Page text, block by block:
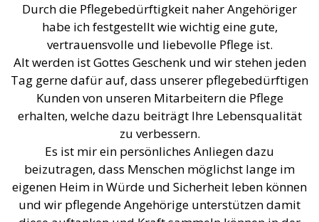
Durch die Pflegebedürftigkeit naher Angehöriger
habe ich festgestellt wie wichtig eine gute,
vertrauensvolle und liebevolle Pflege ist.
Alt werden ist Gottes Geschenk und wir stehen jeden
Tag gerne dafür auf, dass unserer pflegebedürftigen
Kunden von unseren Mitarbeitern die Pflege
erhalten, welche dazu beiträgt Ihre Lebensqualität
zu verbessern.
Es ist mir ein persönliches Anliegen dazu
beizutragen, dass Menschen möglichst lange im
eigenen Heim in Würde und Sicherheit leben können
und wir pflegende Angehörige unterstützen damit